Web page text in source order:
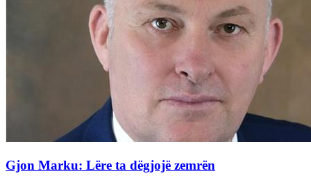
Gjon Marku: Lëre ta dëgjojë zemrën